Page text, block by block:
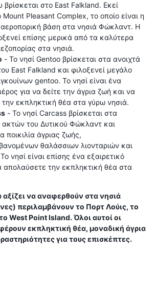
βρίσκεται στο East Falkland. Εκεί
Mount Pleasant Complex, το οποίο είναι η
βάση στα νησιά Φώκλαντ. Η
επίσης μερικά από τα καλύτερα
στα νησιά.
- Το νησί Gentoo βρίσκεται στα ανοιχτά
East Falkland και φιλοξενεί μεγάλο
gentoo. Το νησί είναι ένα
για να δείτε την άγρια ​​ζωή και να
εκπληκτική θέα στα γύρω νησιά.
- Το νησί Carcass βρίσκεται στα
ακτών του Δυτικού Φώκλαντ και
ποικιλία άγριας ζωής,
θαλάσσιων λιονταριών και
νησί είναι επίσης ένα εξαιρετικό
απολαύσετε την εκπληκτική θέα στα
να αναφερθούν στα νησιά
περιλαμβάνουν το Πορτ Λούις, το
West Point Island. Όλοι αυτοί οι
εκπληκτική θέα, μοναδική άγρια
για τους επισκέπτες.